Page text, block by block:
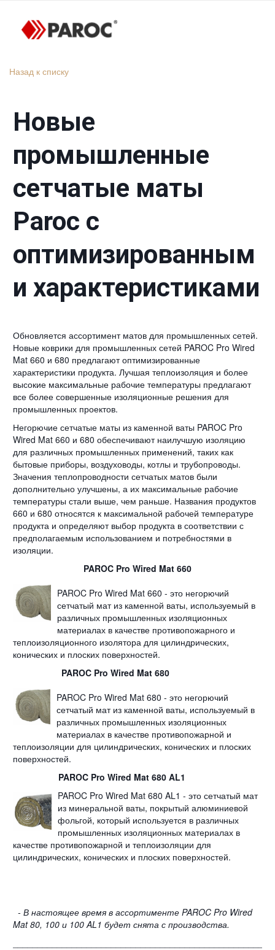
Назад к списку
Новые
промышленные
сетчатые маты
Paroc с
оптимизированным
и характеристиками
Обновляется ассортимент матов для промышленных сетей.
Новые коврики для промышленных сетей PAROC Pro Wired
Mat 660 и 680 предлагают оптимизированные
характеристики продукта. Лучшая теплоизоляция и более
высокие максимальные рабочие температуры предлагают
все более совершенные изоляционные решения для
промышленных проектов.
Негорючие сетчатые маты из каменной ваты PAROC Pro
Wired Mat 660 и 680 обеспечивают наилучшую изоляцию
для различных промышленных применений, таких как
бытовые приборы, воздуховоды, котлы и трубопроводы.
Значения теплопроводности сетчатых матов были
дополнительно улучшены, а их максимальные рабочие
температуры стали выше, чем раньше. Названия продуктов
660 и 680 относятся к максимальной рабочей температуре
продукта и определяют выбор продукта в соответствии с
предполагаемым использованием и потребностями в
изоляции.
PAROC Pro Wired Mat 660
PAROC Pro Wired Mat 660 - это негорючий
сетчатый мат из каменной ваты, используемый в
различных промышленных изоляционных
материалах в качестве противопожарного и
теплоизоляционного изолятора для цилиндрических,
конических и плоских поверхностей.
PAROC Pro Wired Mat 680
PAROC Pro Wired Mat 680 - это негорючий
сетчатый мат из каменной ваты, используемый в
различных промышленных изоляционных
материалах в качестве противопожарной и
теплоизоляции для цилиндрических, конических и плоских
поверхностей.
PAROC Pro Wired Mat 680 AL1
PAROC Pro Wired Mat 680 AL1 - это сетчатый мат
из минеральной ваты, покрытый алюминиевой
фольгой, который используется в различных
промышленных изоляционных материалах в
качестве противопожарной и теплоизоляции для
цилиндрических, конических и плоских поверхностей.
- В настоящее время в ассортименте PAROC Pro Wired
Mat 80, 100 и 100 AL1 будет снята с производства.